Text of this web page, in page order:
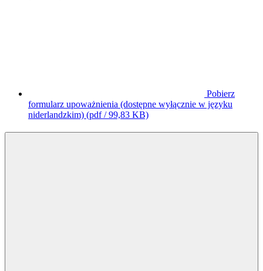
Pobierz
formularz upoważnienia (dostępne wyłącznie w języku
niderlandzkim) (pdf / 99,83 KB)